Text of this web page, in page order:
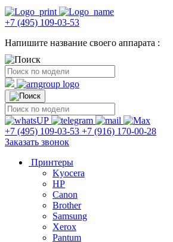
+7 (495) 109-03-53
Напишите название своего аппарата :
+7 (495) 109-03-53 +7 (916) 170-00-28
Заказать звонок
Принтеры
Kyocera
HP
Canon
Brother
Samsung
Xerox
Pantum